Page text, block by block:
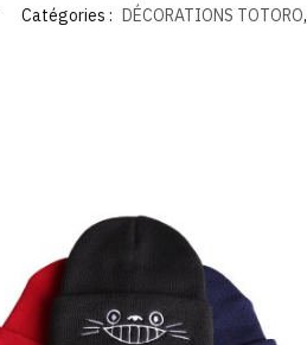
Catégories : DÉCORATIONS TOTORO,